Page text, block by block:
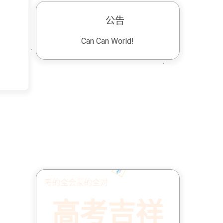
公告
Can Can World!
考的全会蒙的全对
高考吉祥